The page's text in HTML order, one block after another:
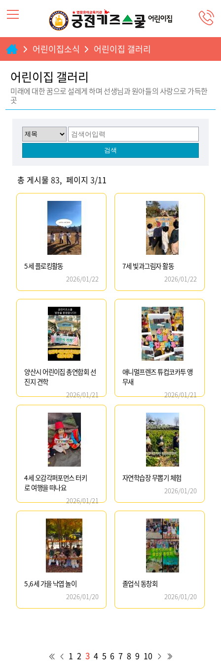
어린이집소식 어린이집 갤러리
어린이집 갤러리
미래에 대한 꿈으로 설레게 하며 선생님과 원아들의 사랑으로 가득한
곳
총 게시물 83, 페이지3/11
5세 플로킹활동
2026/01/22
7세 빛과그림자 활동
2026/01/22
양산시 어린이집 총연합회 선
진지 견학
2026/01/21
애니멀프렌즈 튜컵코카투 앵
무새
2026/01/21
4세 오감각퍼포먼스 터키
로 여행을 떠나요
2026/01/21
자연학습장 무뽑기 체험
2026/01/20
5,6세 가을 낙엽 놀이
2026/01/20
졸업식 동창회
2026/01/20
1 2 3 4 5 6 7 8 9 10